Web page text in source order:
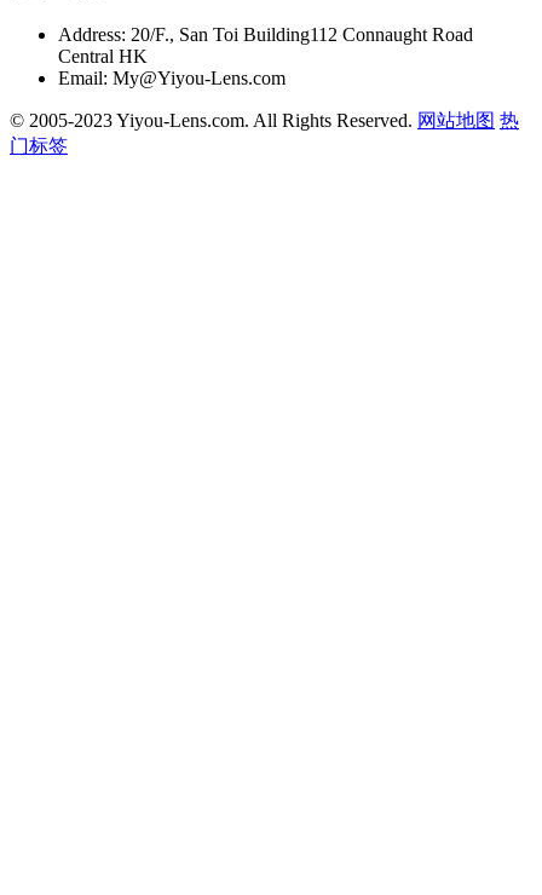
Address: 20/F., San Toi Building112 Connaught Road
Central HK
Email: My@Yiyou-Lens.com
© 2005-2023 Yiyou-Lens.com. All Rights Reserved. 网站地图 热
门标签